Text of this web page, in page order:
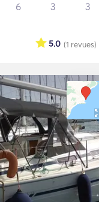
6 3 3
(1 revues)
5.0